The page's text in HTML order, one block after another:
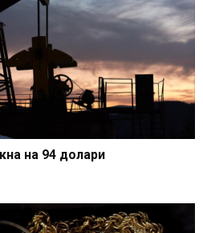
на 94 долари